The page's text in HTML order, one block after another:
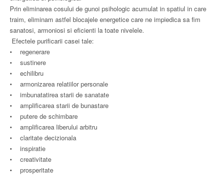
Prin eliminarea cosului de gunoi psihologic acumulat in spatiul in care
traim, eliminam astfel blocajele energetice care ne impiedica sa fim
sanatosi, armoniosi si eficienti la toate nivelele.
Efectele purificarii casei tale:
• regenerare
• sustinere
• echilibru
• armonizarea relatiilor personale
• imbunatatirea starii de sanatate
• amplificarea starii de bunastare
• putere de schimbare
• amplificarea liberului arbitru
• claritate decizionala
• inspiratie
• creativitate
• prosperitate